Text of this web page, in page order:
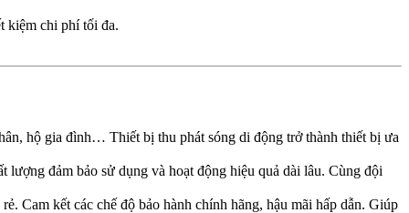
kiệm chi phí tối đa.
hộ gia đình… Thiết bị thu phát sóng di động trở thành thiết bị ưa
lượng đảm bảo sử dụng và hoạt động hiệu quả dài lâu. Cùng đội
Cam kết các chế độ bảo hành chính hãng, hậu mãi hấp dẫn. Giúp